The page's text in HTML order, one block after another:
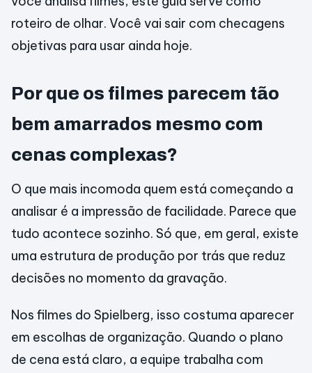
roteiro de olhar. Você vai sair com checagens
objetivas para usar ainda hoje.
Por que os filmes parecem tão
bem amarrados mesmo com
cenas complexas?
O que mais incomoda quem está começando a
analisar é a impressão de facilidade. Parece que
tudo acontece sozinho. Só que, em geral, existe
uma estrutura de produção por trás que reduz
decisões no momento da gravação.
Nos filmes do Spielberg, isso costuma aparecer
em escolhas de organização. Quando o plano
de cena está claro, a equipe trabalha com